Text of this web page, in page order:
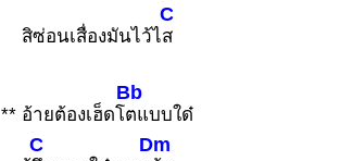
สิซ่อนเสื่องมันไว้ไ
C
ส
** อ้ายต้องเฮ็ดโ
Bb
ตแบบใด๋
C Dm